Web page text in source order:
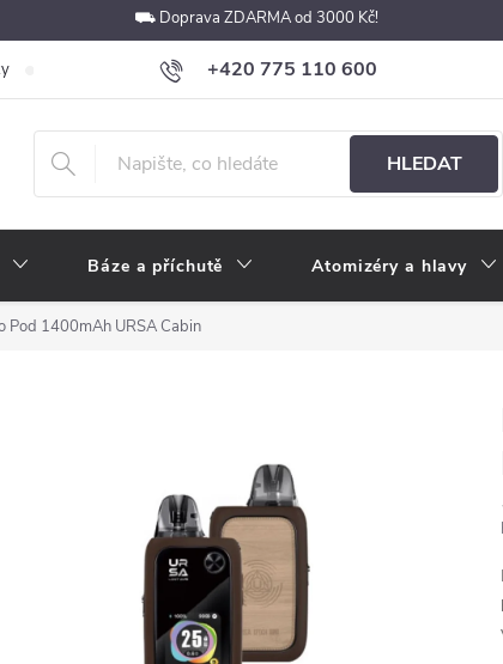
⛟ Doprava ZDARMA od 3000 Kč!
+420 775 110 600
obchod@e-cigarety.cz
Podmínky ochrany osobních údajů Velkoobchod
HLEDAT
Báze a příchutě Atomizéry a hlavy
Pod 1400mAh URSA Cabin